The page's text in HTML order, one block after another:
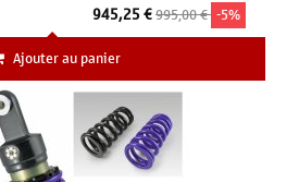
945,25 €995,00 € -5%
Ajouter au panier